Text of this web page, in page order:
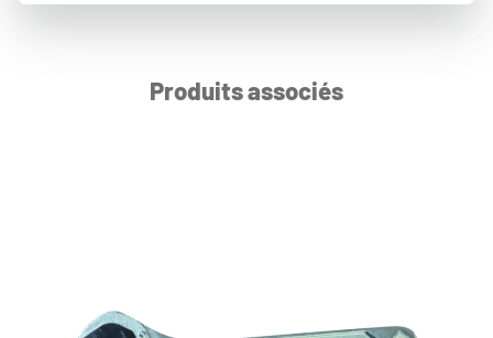
Produits associés